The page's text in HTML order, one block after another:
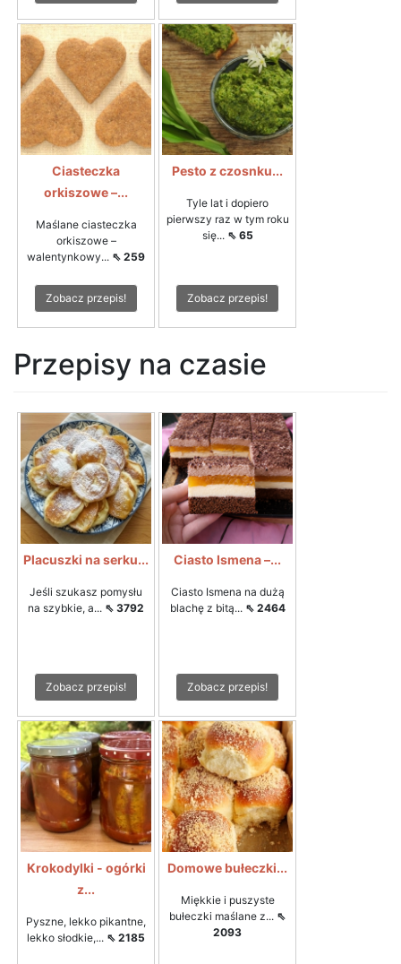
Ciasteczka
orkiszowe –...
Maślane ciasteczka
orkiszowe –
walentynkowy... ⇖ 259
Zobacz przepis!
Pesto z czosnku...
Tyle lat i dopiero
pierwszy raz w tym roku
się... ⇖ 65
Zobacz przepis!
Przepisy na czasie
Placuszki na serku...
Jeśli szukasz pomysłu
na szybkie, a... ⇖ 3792
Zobacz przepis!
Ciasto Ismena –...
Ciasto Ismena na dużą
blachę z bitą... ⇖ 2464
Zobacz przepis!
Krokodylki - ogórki
z...
Pyszne, lekko pikantne,
lekko słodkie,... ⇖ 2185
Domowe bułeczki...
Miękkie i puszyste
bułeczki maślane z... ⇖
2093